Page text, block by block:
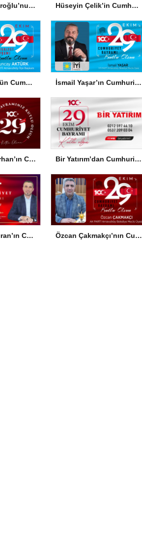
Mustafa Candaroğlu’nun Cumhuriyet Bayramı Mesajı Hüseyin Çelik’in Cumhuriyet Bayramı Mesajı
Tuncay Aktürk’ün Cumhuriyet Bayramı Mesajı İsmail Yaşar’ın Cumhuriyet Bayramı Mesajı
Abdullah Demirhan’ın Cumhuriyet Bayramı Mesajı Bir Yatırım’dan Cumhuriyet Bayramı Mesajı
Hasan Kantarkıran’ın Cumhuriyet Bayramı Mesajı Özcan Çakmakçı’nın Cumhuriyet Bayramı Mesajı